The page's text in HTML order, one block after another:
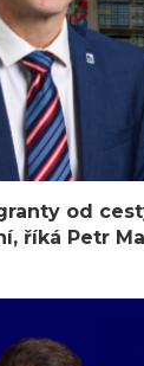
od
říká Petr